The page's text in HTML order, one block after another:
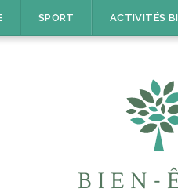
SPORT ACTIVITÉS